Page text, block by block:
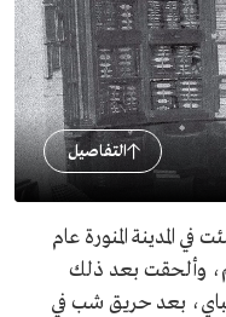
التفاصيل
المدينة المنورة عام
وألحقت بعد ذلك
بعد حريق شب في